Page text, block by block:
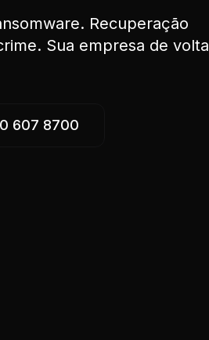
Recuperação
Sua empresa de volta
607 8700